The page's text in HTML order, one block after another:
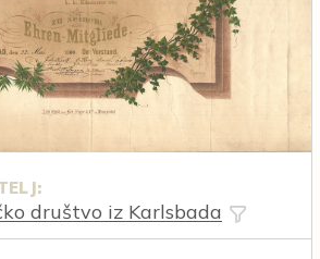
društvo iz Karlsbada